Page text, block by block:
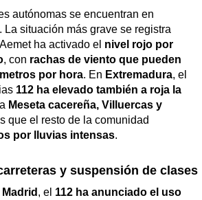
autónomas se encuentran en
. La situación más grave se registra
ha activado el nivel rojo por
, con rachas de viento que pueden
por hora. En Extremadura, el
112 ha elevado también a roja la
Meseta cacereña, Villuercas y
que el resto de la comunidad
por lluvias intensas.
y suspensión de clases
, el 112 ha anunciado el uso